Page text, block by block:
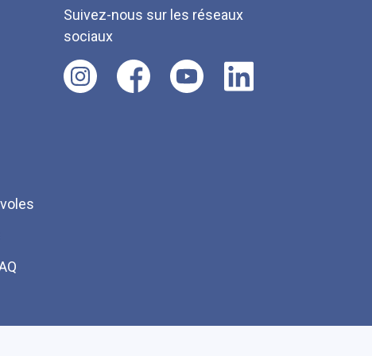
Suivez-nous sur les réseaux
sociaux